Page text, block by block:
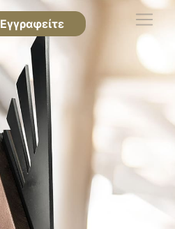
Εγγραφείτε